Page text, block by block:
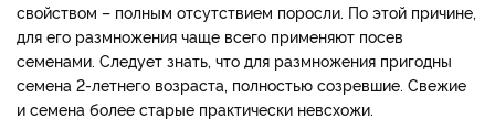
свойством – полным отсутствием поросли. По этой причине,
для его размножения чаще всего применяют посев
семенами. Следует знать, что для размножения пригодны
семена 2-летнего возраста, полностью созревшие. Свежие
и семена более старые практически невсхожи.